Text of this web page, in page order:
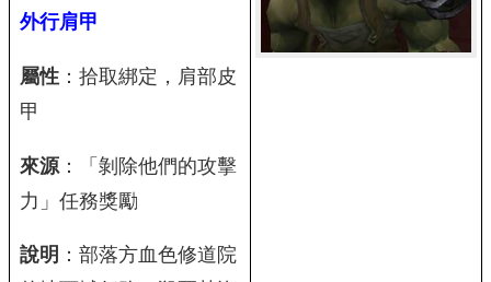
外行肩甲
屬性：拾取綁定，肩部皮
甲
來源：「剝除他們的攻擊
力」任務獎勵
說明 ：部落方血色修道院